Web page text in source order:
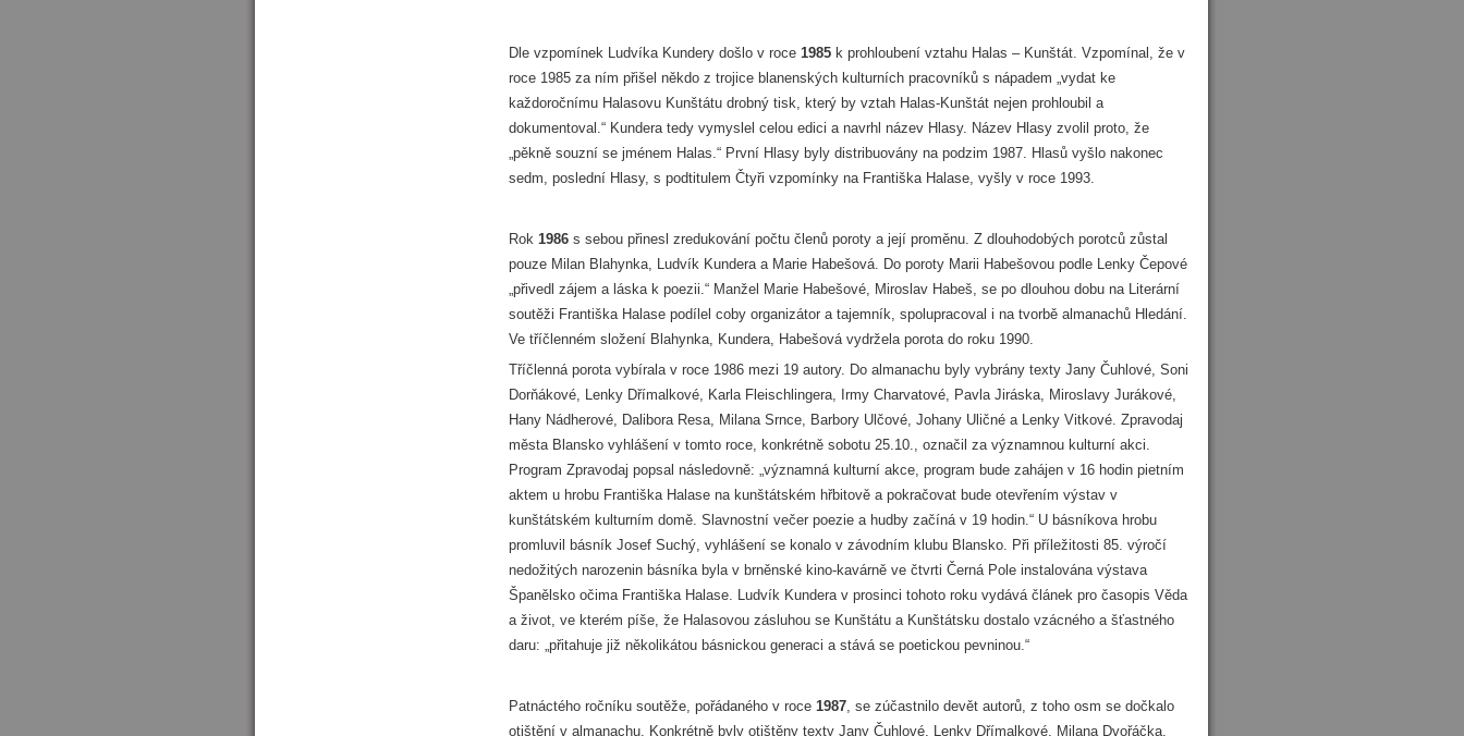
Dle vzpomínek Ludvíka Kundery došlo v roce 1985 k prohloubení vztahu Halas – Kunštát. Vzpomínal, že v
roce 1985 za ním přišel někdo z trojice blanenských kulturních pracovníků s nápadem „vydat ke
každoročnímu Halasovu Kunštátu drobný tisk, který by vztah Halas-Kunštát nejen prohloubil a
dokumentoval.“ Kundera tedy vymyslel celou edici a navrhl název Hlasy. Název Hlasy zvolil proto, že
„pěkně souzní se jménem Halas.“ První Hlasy byly distribuovány na podzim 1987. Hlasů vyšlo nakonec
sedm, poslední Hlasy, s podtitulem Čtyři vzpomínky na Františka Halase, vyšly v roce 1993.
Rok 1986 s sebou přinesl zredukování počtu členů poroty a její proměnu. Z dlouhodobých porotců zůstal
pouze Milan Blahynka, Ludvík Kundera a Marie Habešová. Do poroty Marii Habešovou podle Lenky Čepové
„přivedl zájem a láska k poezii.“ Manžel Marie Habešové, Miroslav Habeš, se po dlouhou dobu na Literární
soutěži Františka Halase podílel coby organizátor a tajemník, spolupracoval i na tvorbě almanachů Hledání.
Ve tříčlenném složení Blahynka, Kundera, Habešová vydržela porota do roku 1990.
Tříčlenná porota vybírala v roce 1986 mezi 19 autory. Do almanachu byly vybrány texty Jany Čuhlové, Soni
Dorňákové, Lenky Dřímalkové, Karla Fleischlingera, Irmy Charvatové, Pavla Jiráska, Miroslavy Jurákové,
Hany Nádherové, Dalibora Resa, Milana Srnce, Barbory Ulčové, Johany Uličné a Lenky Vitkové. Zpravodaj
města Blansko vyhlášení v tomto roce, konkrétně sobotu 25.10., označil za významnou kulturní akci.
Program Zpravodaj popsal následovně: „významná kulturní akce, program bude zahájen v 16 hodin pietním
aktem u hrobu Františka Halase na kunštátském hřbitově a pokračovat bude otevřením výstav v
kunštátském kulturním domě. Slavnostní večer poezie a hudby začíná v 19 hodin.“ U básníkova hrobu
promluvil básník Josef Suchý, vyhlášení se konalo v závodním klubu Blansko. Při příležitosti 85. výročí
nedožitých narozenin básníka byla v brněnské kino-kavárně ve čtvrti Černá Pole instalována výstava
Španělsko očima Františka Halase. Ludvík Kundera v prosinci tohoto roku vydává článek pro časopis Věda
a život, ve kterém píše, že Halasovou zásluhou se Kunštátu a Kunštátsku dostalo vzácného a šťastného
daru: „přitahuje již několikátou básnickou generaci a stává se poetickou pevninou.“
Patnáctého ročníku soutěže, pořádaného v roce 1987, se zúčastnilo devět autorů, z toho osm se dočkalo
otištění v almanachu. Konkrétně byly otištěny texty Jany Čuhlové, Lenky Dřímalkové, Milana Dvořáčka,